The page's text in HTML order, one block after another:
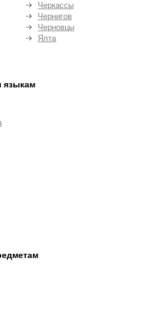
Черкассы
Чернигов
Черновцы
Ялта
языкам